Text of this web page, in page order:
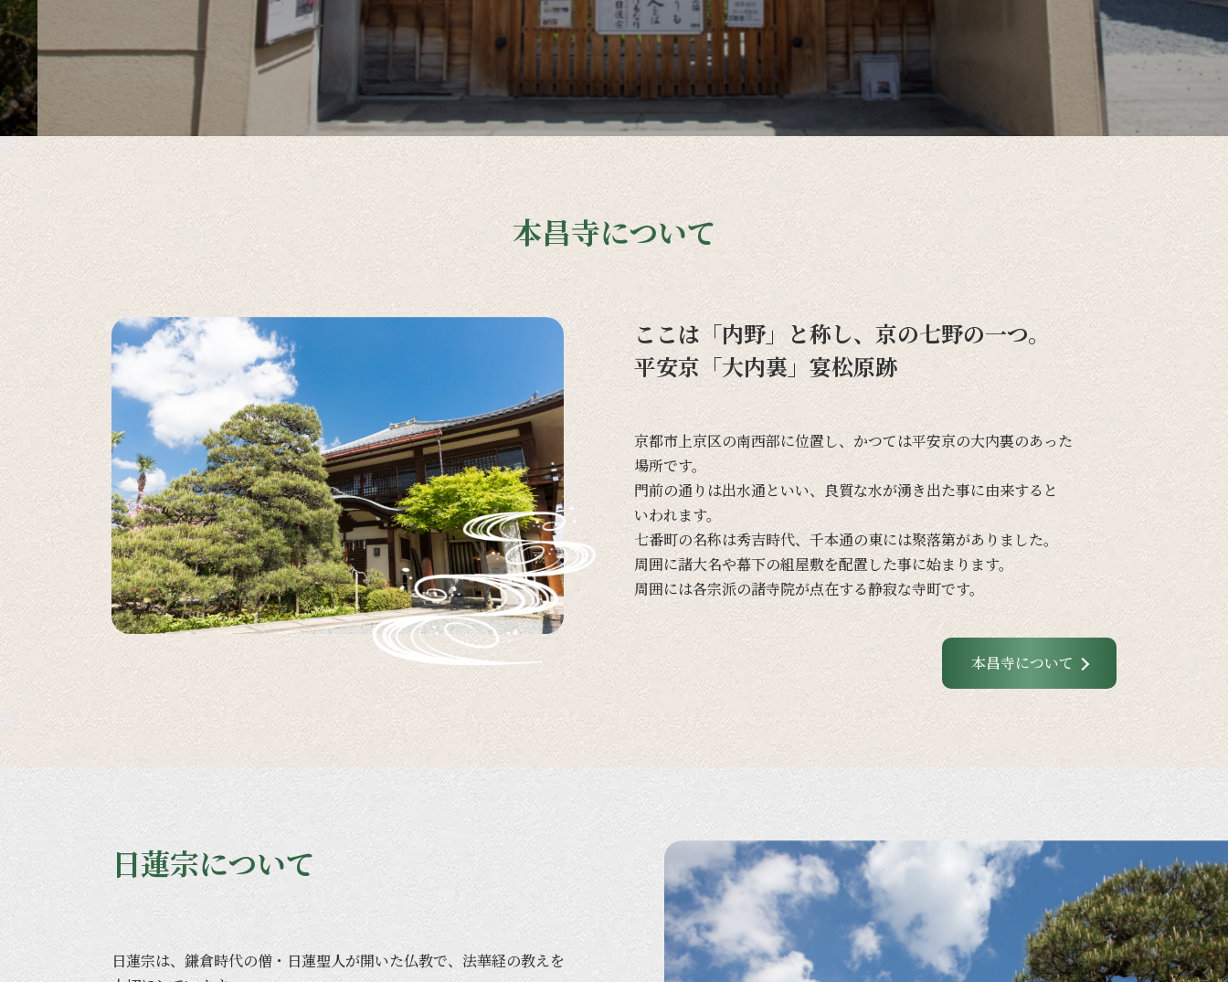
本昌寺について
ここは「内野」と称し、京の七野の一つ。
平安京「大内裏」宴松原跡
京都市上京区の南西部に位置し、 かつては平安京の大内裏のあった
場所です。
門前の通りは出水通といい、 良質な水が湧き出た事に由来すると
いわれます。
七番町の名称は秀吉時代、千本通の東には聚落第がありました。
周囲に諸大名や幕下の組屋敷を配置した事に始まります。
周囲には各宗派の諸寺院が点在する静寂な寺町です。
本昌寺について
日蓮宗について
日蓮宗は、 鎌倉時代の僧・日蓮聖人が開いた仏教で、 法華経の教えを